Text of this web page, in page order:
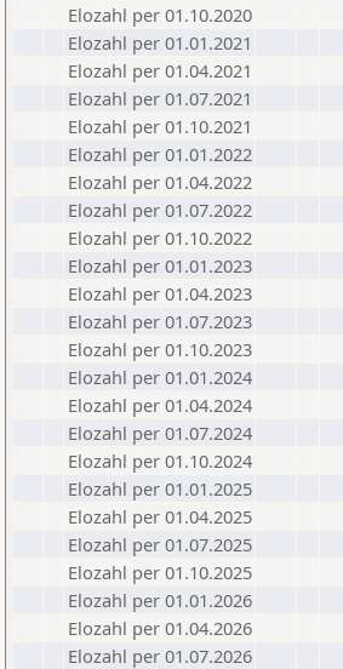
Elozahl per 01.10.2020
Elozahl per 01.01.2021
Elozahl per 01.04.2021
Elozahl per 01.07.2021
Elozahl per 01.10.2021
Elozahl per 01.01.2022
Elozahl per 01.04.2022
Elozahl per 01.07.2022
Elozahl per 01.10.2022
Elozahl per 01.01.2023
Elozahl per 01.04.2023
Elozahl per 01.07.2023
Elozahl per 01.10.2023
Elozahl per 01.01.2024
Elozahl per 01.04.2024
Elozahl per 01.07.2024
Elozahl per 01.10.2024
Elozahl per 01.01.2025
Elozahl per 01.04.2025
Elozahl per 01.07.2025
Elozahl per 01.10.2025
Elozahl per 01.01.2026
Elozahl per 01.04.2026
Elozahl per 01.07.2026